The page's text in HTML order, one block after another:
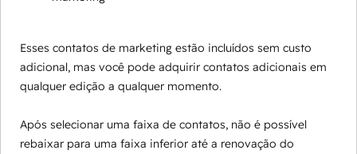
Esses contatos de marketing estão incluídos sem custo
adicional, mas você pode adquirir contatos adicionais em
qualquer edição a qualquer momento.
Após selecionar uma faixa de contatos, não é possível
rebaixar para uma faixa inferior até a renovação do